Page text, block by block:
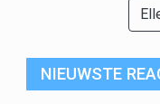
NIEUWSTE